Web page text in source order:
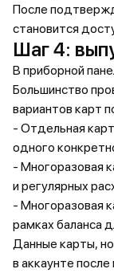
После
становится
Шаг 4:
В приборной
Большинство
вариантов карт
- Отдельная
одного
- Многоразовая
и регулярных
- Многоразовая
рамках баланса
Данные карты,
в аккаунте